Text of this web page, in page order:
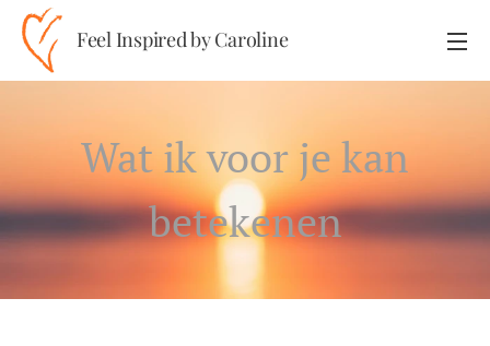
Feel Inspired by Caroline
Wat ik voor je kan
betekenen